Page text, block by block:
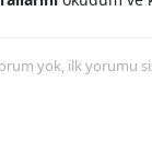
yok, ilk yorumu